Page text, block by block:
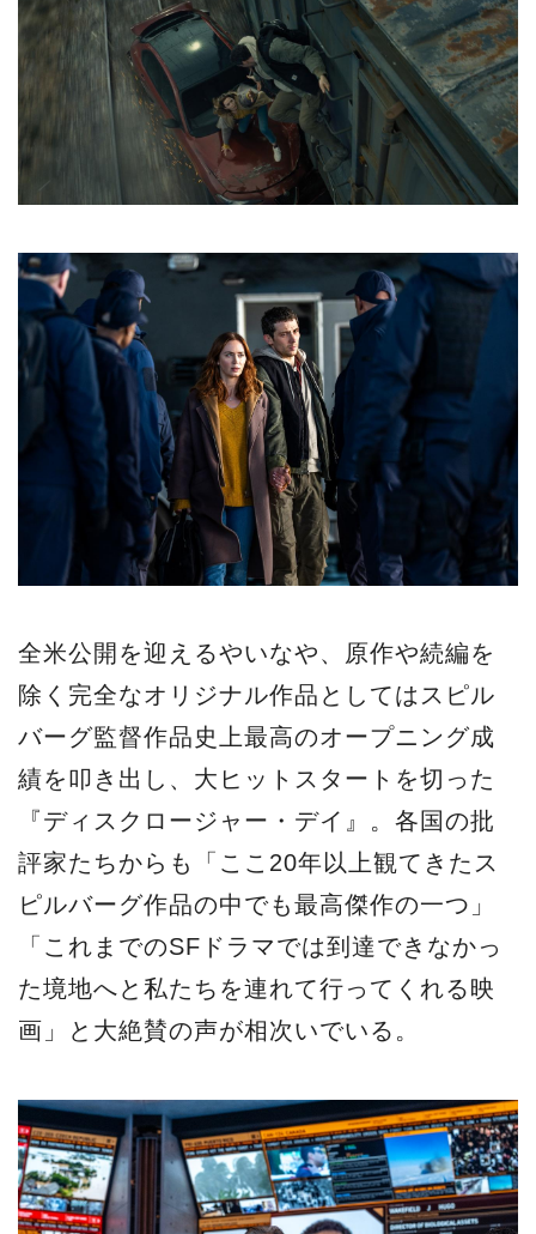
全米公開を迎えるやいなや、原作や続編を
除く完全なオリジナル作品としてはスピル
バーグ監督作品史上最高のオープニング成
績を叩き出し、大ヒットスタートを切った
『ディスクロージャー・デイ』。各国の批
評家たちからも「ここ20年以上観てきたス
ピルバーグ作品の中でも最高傑作の一つ」
「これまでのSFドラマでは到達できなかっ
た境地へと私たちを連れて行ってくれる映
画」と大絶賛の声が相次いでいる。